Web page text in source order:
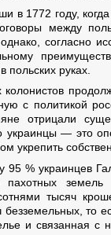
в 1772 году,
между
согласно
польских руках.
с политикой
отрицали
украинцы — это
укрепить
% украинцев
земель
тысяч
то
и связанная